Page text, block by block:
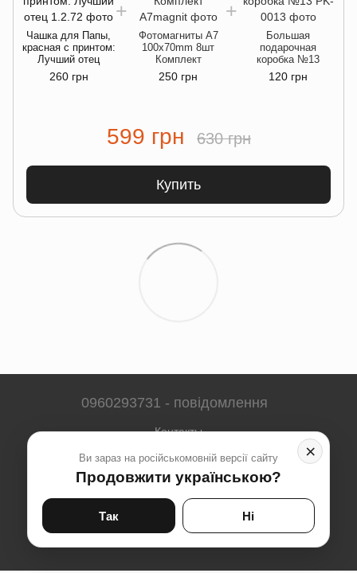
Чашка для Папы,
красная с принтом:
Лучший отец
260 грн
Фотомагниты A7
100x70mm 8шт
Комплект
250 грн
Большая
подарочная
коробка №13
120 грн
599 грн 630 грн
Купить
0960293731 - повідомлення
Контакты
Полная версия сайта
Карта сайта
×
Ви зараз на російськомовній версії сайту
Продовжити українською?
Так Ні